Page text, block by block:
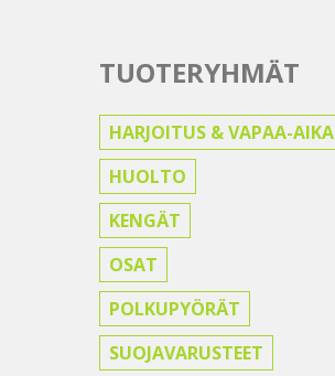
TUOTERYHMÄT
HARJOITUS & VAPAA-AIKA
HUOLTO
KENGÄT
OSAT
POLKUPYÖRÄT
SUOJAVARUSTEET